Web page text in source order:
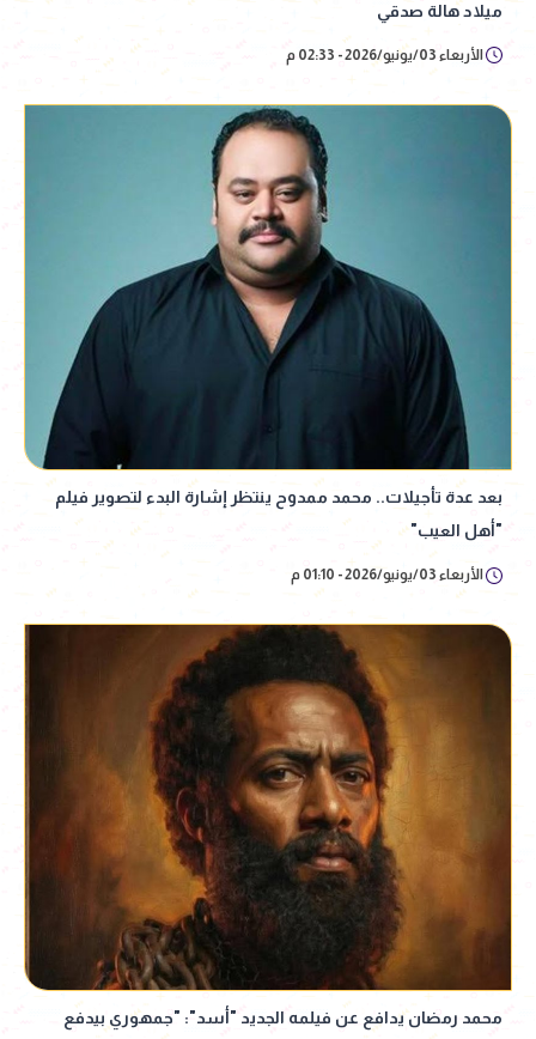
ميلاد هالة صدقي
الأربعاء 03/يونيو/2026 - 02:33 م
بعد عدة تأجيلات.. محمد ممدوح ينتظر إشارة البدء لتصوير فيلم
"أهل العيب"
الأربعاء 03/يونيو/2026 - 01:10 م
محمد رمضان يدافع عن فيلمه الجديد "أسد": "جمهوري بيدفع